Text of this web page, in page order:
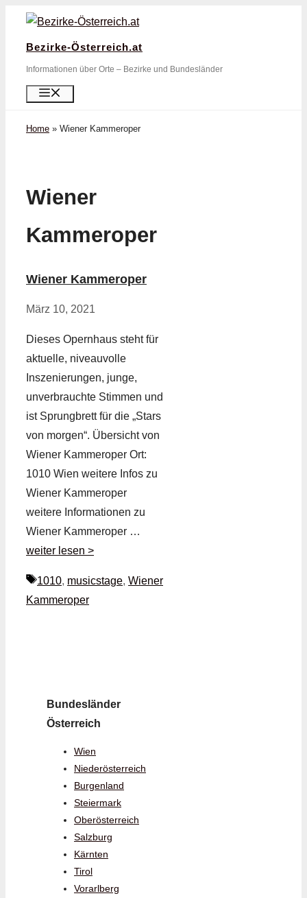
Zum
springen
Bezirke-Österreich.at
Informationen über Orte – Bezirke und Bundesländer
Home » Wiener Kammeroper
Wiener
Kammeroper
Wiener Kammeroper
März 10, 2021
Dieses Opernhaus steht für
aktuelle, niveauvolle
Inszenierungen, junge,
unverbrauchte Stimmen und
ist Sprungbrett für die „Stars
von morgen“. Übersicht von
Wiener Kammeroper Ort:
1010 Wien weitere Infos zu
Wiener Kammeroper
weitere Informationen zu
Wiener Kammeroper …
weiter lesen >
Schlagwörter
1010, musicstage, Wiener
Kammeroper
Bundesländer
Österreich
Wien
Niederösterreich
Burgenland
Steiermark
Oberösterreich
Salzburg
Kärnten
Tirol
Vorarlberg